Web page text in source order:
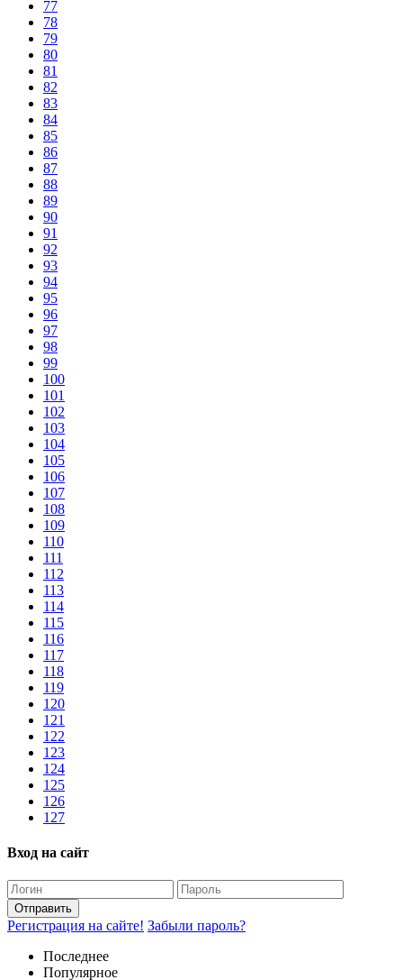
77
78
79
80
81
82
83
84
85
86
87
88
89
90
91
92
93
94
95
96
97
98
99
100
101
102
103
104
105
106
107
108
109
110
111
112
113
114
115
116
117
118
119
120
121
122
123
124
125
126
127
Вход на сайт
Отправить
Регистрация на сайте! Забыли пароль?
Последнее
Популярное